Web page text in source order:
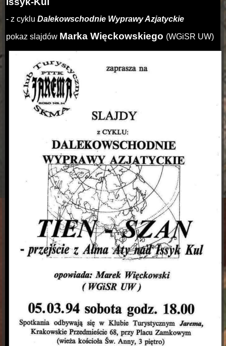
- z cyklu Dalekowschodnie Wyprawy Azjatyckie
pokaz slajdów Marka Więckowskiego (WGiSR UW)